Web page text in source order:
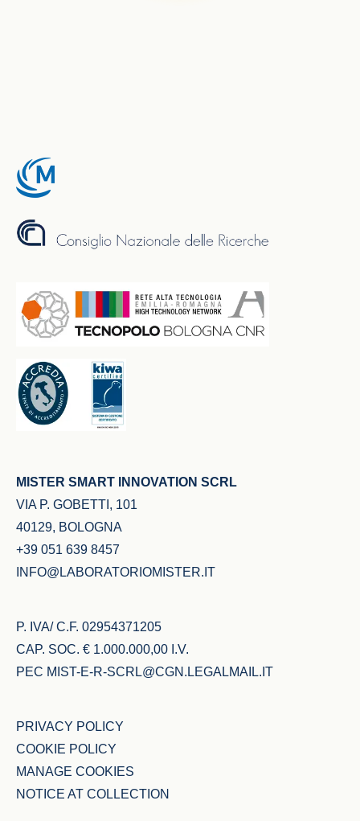
MISTER SMART INNOVATION SCRL
VIA P. GOBETTI, 101
40129, BOLOGNA
+39 051 639 8457
INFO@LABORATORIOMISTER.IT
P. IVA/ C.F. 02954371205
CAP. SOC. € 1.000.000,00 I.V.
PEC MIST-E-R-SCRL@CGN.LEGALMAIL.IT
PRIVACY POLICY
COOKIE POLICY
MANAGE COOKIES
NOTICE AT COLLECTION